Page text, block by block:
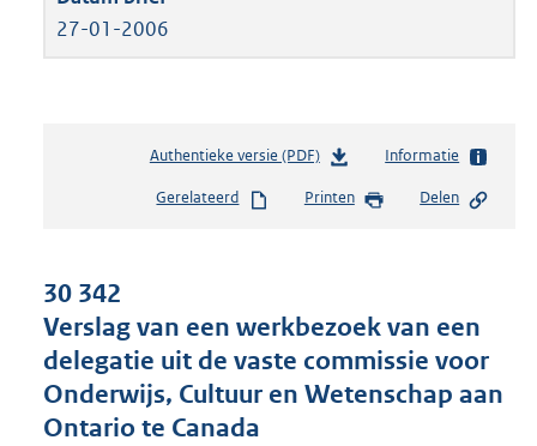
27-01-2006
Authentieke versie (PDF)b
s
s
g
r
o
Informatie
Gerelateerd Printen Delen
30 342
Verslag van een werkbezoek van een
delegatie uit de vaste commissie voor
Onderwijs, Cultuur en Wetenschap aan
Ontario te Canada